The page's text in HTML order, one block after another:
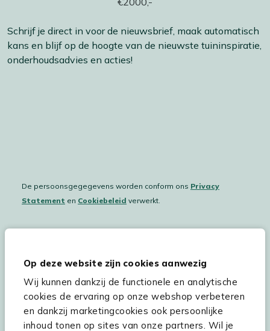
Op deze website zijn cookies aanwezig
Wij kunnen dankzij de functionele en analytische
cookies de ervaring op onze webshop verbeteren
en dankzij marketingcookies ook persoonlijke
inhoud tonen op sites van onze partners. Wil je
Schrijf je direct in voor de nieuwsbrief, maak automatisch
kans en blijf op de hoogte van de nieuwste tuininspiratie,
onderhoudsadvies en acties!
De persoonsgegegevens worden conform ons Privacy
Statement en Cookiebeleid verwerkt.
Hulp & service
Assortiment
Kees Smit Tuinmeubelen